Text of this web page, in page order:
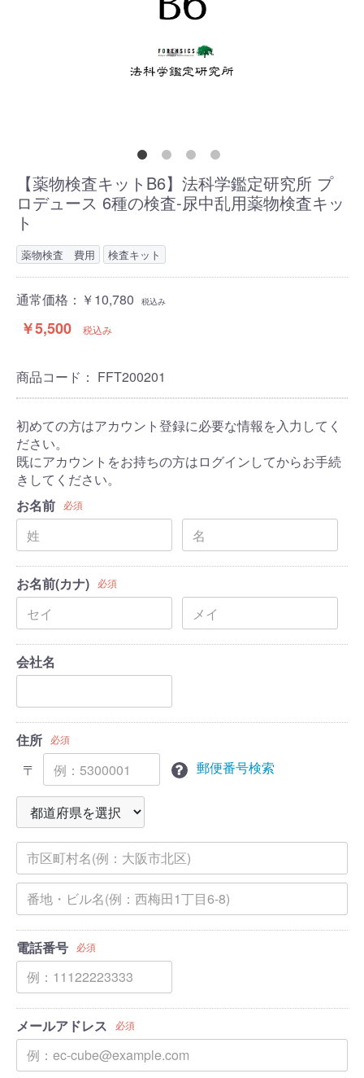
【薬物検査キットB6】法科学鑑定研究所 プ
ロデュース 6種の検査-尿中乱用薬物検査キッ
ト
薬物検査 費用 検査キット
通常価格：￥10,780 税込み
￥5,500 税込み
商品コード： FFT200201
初めての方はアカウント登録に必要な情報を入力してく
ださい。
既にアカウントをお持ちの方はログインしてからお手続
きしてください。
お名前
必須
お名前(カナ) 必須
会社名
住所 必須
〒 郵便番号検索
電話番号 必須
メールアドレス 必須